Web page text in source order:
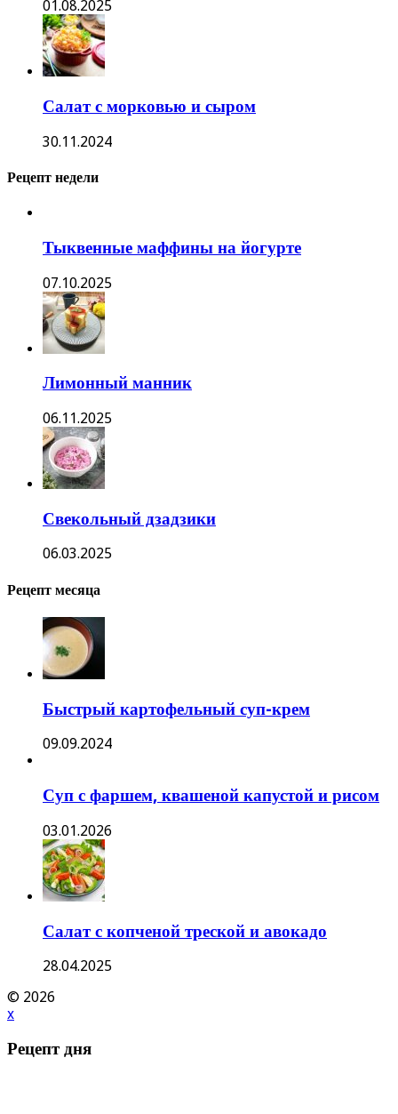
01.08.2025
Салат с морковью и сыром
30.11.2024
Рецепт недели
Тыквенные маффины на йогурте
07.10.2025
Лимонный манник
06.11.2025
Свекольный дзадзики
06.03.2025
Рецепт месяца
Быстрый картофельный суп-крем
09.09.2024
Суп с фаршем, квашеной капустой и рисом
03.01.2026
Салат с копченой треской и авокадо
28.04.2025
© 2026
x
Рецепт дня